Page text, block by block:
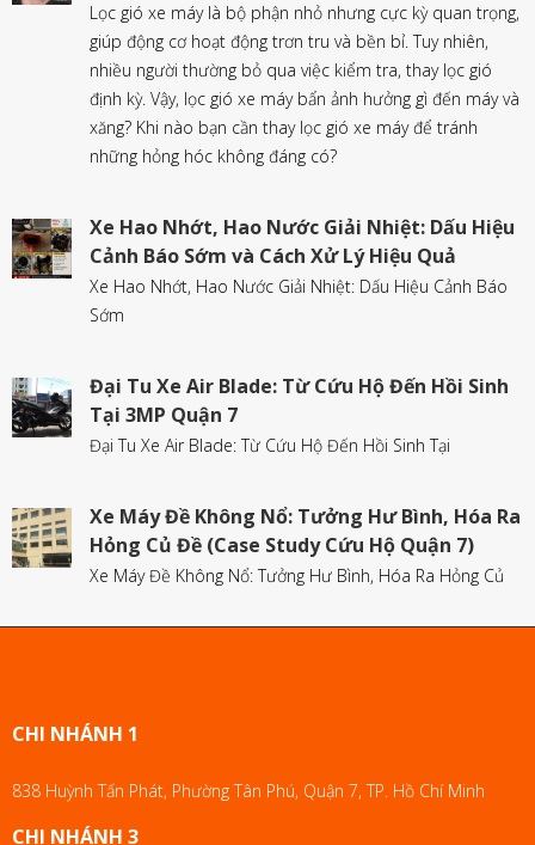
Lọc gió xe máy là bộ phận nhỏ nhưng cực kỳ quan trọng,
giúp động cơ hoạt động trơn tru và bền bỉ. Tuy nhiên,
nhiều người thường bỏ qua việc kiểm tra, thay lọc gió
định kỳ. Vậy, lọc gió xe máy bẩn ảnh hưởng gì đến máy và
xăng? Khi nào bạn cần thay lọc gió xe máy để tránh
những hỏng hóc không đáng có?
Xe Hao Nhớt, Hao Nước Giải Nhiệt: Dấu Hiệu
Cảnh Báo Sớm và Cách Xử Lý Hiệu Quả
Xe Hao Nhớt, Hao Nước Giải Nhiệt: Dấu Hiệu Cảnh Báo
Sớm
Đại Tu Xe Air Blade: Từ Cứu Hộ Đến Hồi Sinh
Tại 3MP Quận 7
Đại Tu Xe Air Blade: Từ Cứu Hộ Đến Hồi Sinh Tại
Xe Máy Đề Không Nổ: Tưởng Hư Bình, Hóa Ra
Hỏng Củ Đề (Case Study Cứu Hộ Quận 7)
Xe Máy Đề Không Nổ: Tưởng Hư Bình, Hóa Ra Hỏng Củ
CHI NHÁNH 1
838 Huỳnh Tấn Phát, Phường Tân Phú, Quận 7, TP. Hồ Chí Minh
CHI NHÁNH 3